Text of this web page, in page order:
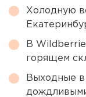
Холодную
В
горящем
Выходные в